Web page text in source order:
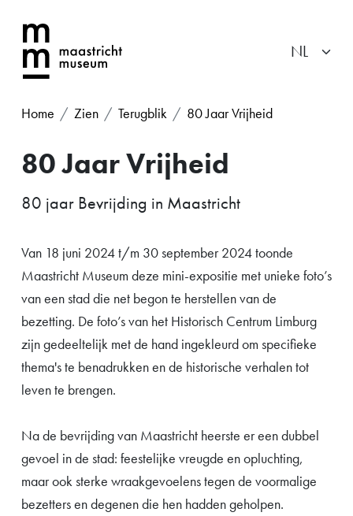
Home Zien Terugblik 80 Jaar Vrijheid
80 Jaar Vrijheid
80 jaar Bevrijding in Maastricht
Van 18 juni 2024 t/m 30 september 2024 toonde
Maastricht Museum deze mini-expositie met unieke foto’s
van een stad die net begon te herstellen van de
bezetting. De foto’s van het Historisch Centrum Limburg
zijn gedeeltelijk met de hand ingekleurd om specifieke
thema's te benadrukken en de historische verhalen tot
leven te brengen.
Na de bevrijding van Maastricht heerste er een dubbel
gevoel in de stad: feestelijke vreugde en opluchting,
maar ook sterke wraakgevoelens tegen de voormalige
bezetters en degenen die hen hadden geholpen.